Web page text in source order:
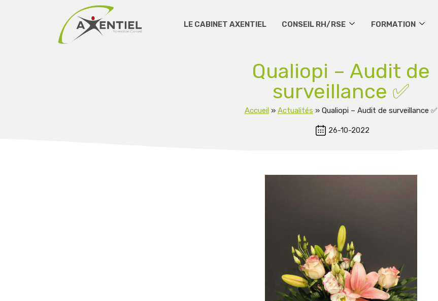
LE CABINET AXENTIEL CONSEIL RH/RSE FORMATION
Qualiopi – Audit de
surveillance ✅
Accueil » Actualités » Qualiopi – Audit de surveillance ✅
26-10-2022